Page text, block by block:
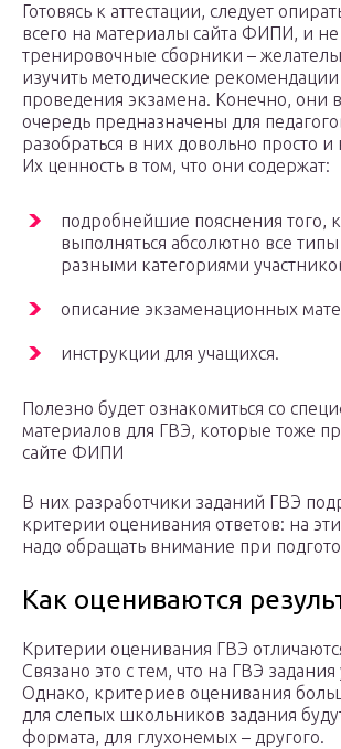
Готовясь к аттестации, следует
всего на материалы сайта ФИПИ, и не
тренировочные сборники –
изучить методические
проведения экзамена. Конечно, они
очередь предназначены для
разобраться в них довольно просто и
Их ценность в том, что они содержат:
подробнейшие пояснения того,
выполняться абсолютно все
разными категориями
описание экзаменационных
инструкции для учащихся.
Полезно будет ознакомиться со
материалов для ГВЭ, которые тоже
сайте ФИПИ
В них разработчики заданий ГВЭ
критерии оценивания ответов: на
надо обращать внимание при
Как оцениваются
Критерии оценивания ГВЭ
Связано это с тем, что на ГВЭ
Однако, критериев оценивания
для слепых школьников задания
формата, для глухонемых – другого.